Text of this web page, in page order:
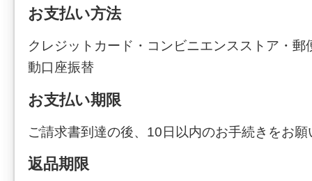
お支払い方法
クレジットカード・コンビニエンスストア・郵
動口座振替
お支払い期限
ご請求書到達の後、10日以内のお手続きをお
返品期限